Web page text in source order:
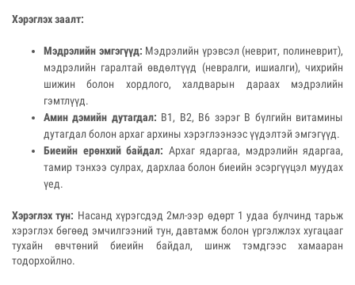
Хэрэглэх заалт:
Мэдрэлийн эмгэгүүд: Мэдрэлийн үрэвсэл (неврит, полиневрит),
мэдрэлийн гаралтай өвдөлтүүд (невралги, ишиалги), чихрийн
шижин болон хордлого, халдварын дараах мэдрэлийн
гэмтлүүд.
Амин дэмийн дутагдал: В1, В2, В6 зэрэг В бүлгийн витамины
дутагдал болон архаг архины хэрэглээнээс үүдэлтэй эмгэгүүд.
Биеийн ерөнхий байдал: Архаг ядаргаа, мэдрэлийн ядаргаа,
тамир тэнхээ сулрах, дархлаа болон биеийн эсэргүүцэл муудах
үед.
Хэрэглэх тун: Насанд хүрэгсдэд 2мл-ээр өдөрт 1 удаа булчинд тарьж
хэрэглэх бөгөөд эмчилгээний тун, давтамж болон үргэлжлэх хугацааг
тухайн өвчтөний биеийн байдал, шинж тэмдгээс хамааран
тодорхойлно.